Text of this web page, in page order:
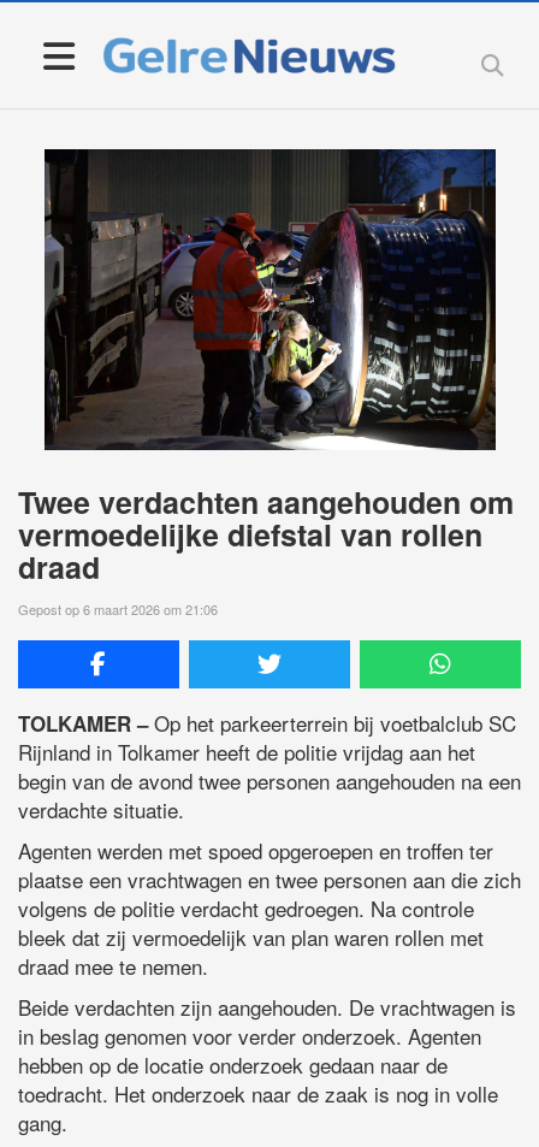
Twee verdachten aangehouden om
vermoedelijke diefstal van rollen
draad
Gepost op 6 maart 2026 om 21:06
TOLKAMER –Op het parkeerterrein bij voetbalclub SC
Rijnland in Tolkamer heeft de politie vrijdag aan het
begin van de avond twee personen aangehouden na een
verdachte situatie.
Agenten werden met spoed opgeroepen en troffen ter
plaatse een vrachtwagen en twee personen aan die zich
volgens de politie verdacht gedroegen. Na controle
bleek dat zij vermoedelijk van plan waren rollen met
draad mee te nemen.
Beide verdachten zijn aangehouden. De vrachtwagen is
in beslag genomen voor verder onderzoek. Agenten
hebben op de locatie onderzoek gedaan naar de
toedracht. Het onderzoek naar de zaak is nog in volle
gang.